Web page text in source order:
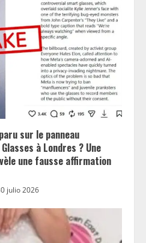
sur le panneau
à Londres ? Une
une fausse affirmation
julio 2026